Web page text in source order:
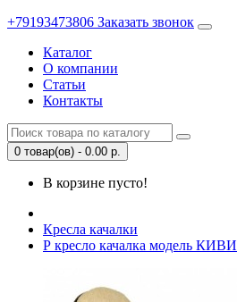
+79193473806 Заказать звонок
Каталог
О компании
Статьи
Контакты
0 товар(ов) - 0.00 р.
В корзине пусто!
Кресла качалки
Р кресло качалка модель КИВИ